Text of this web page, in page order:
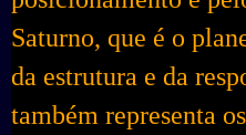
Saturno, que é o
da estrutura e da
também representa